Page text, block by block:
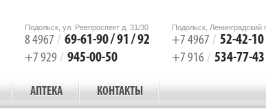
Подольск, ул. Ревпроспект д. 31/30
8 4967 / 69-61-90 / 91 / 92
+7 929 / 945-00-50
Подольск, Ленинградский
+7 4967 / 52-42-10
+7 916 / 534-77-43
АПТЕКА КОНТАКТЫ